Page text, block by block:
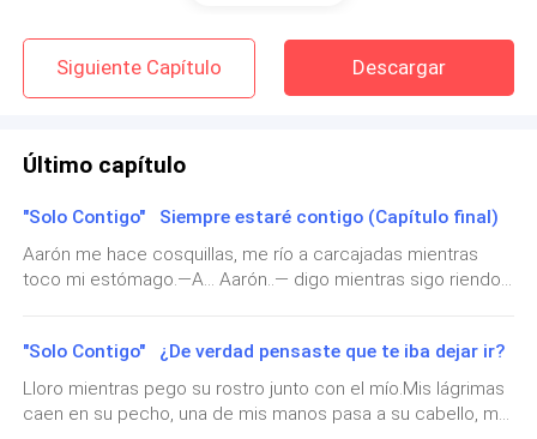
Dejo mi bolso en la sala, después me dirijo a la alberca
que hay cerca del gimnasio que está dentro de la
Me quito la ropa y solo me quedo en ropa interior y
Ha pasado mucho tiempo, así que cuando me doy
cuenta mi nana esta frente a mí con una toalla.
—Mi niña es hora de comer—dice mientras sonríe.
Enseguida salgo de la piscina, tomo la toalla para
Siguiente Capítulo Descargar
Último capítulo
"Solo Contigo" Siempre estaré contigo (Capítulo final)
Aarón me hace cosquillas, me río a carcajadas mientras
toco mi estómago.—A... Aarón..— digo mientras sigo riendo
después se pone a mi lado y ambos miramos al
techo.Aarón toma mi mano y la entrelaza con la de él.—Te
amo—dice para luego besar mi mano.—Te amo más, Señor
misterio—digo para luego besar su mano.Él de pronto se
"Solo Contigo" ¿De verdad pensaste que te iba dejar ir?
Lloro mientras pego su rostro junto con el mío.Mis lágrimas
caen en su pecho, una de mis manos pasa a su cabello, me